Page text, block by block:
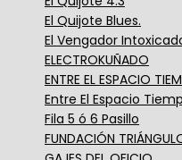
El Quijote Blues.
El Vengador
ELECTROKUÑADO
ENTRE EL ESPACIO
Entre El Espacio
Fila 5 ó 6 Pasillo
FUNDACIÓN